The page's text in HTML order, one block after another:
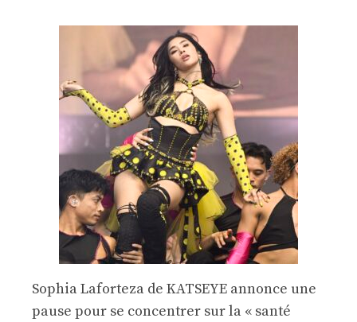
Sophia Laforteza de KATSEYE annonce une
pause pour se concentrer sur la « santé